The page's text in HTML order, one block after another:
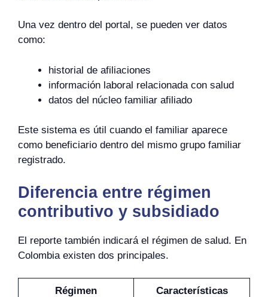
Una vez dentro del portal, se pueden ver datos
como:
historial de afiliaciones
información laboral relacionada con salud
datos del núcleo familiar afiliado
Este sistema es útil cuando el familiar aparece
como beneficiario dentro del mismo grupo familiar
registrado.
Diferencia entre régimen
contributivo y subsidiado
El reporte también indicará el régimen de salud. En
Colombia existen dos principales.
Régimen Características